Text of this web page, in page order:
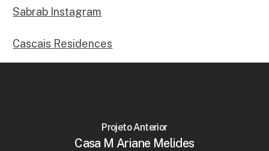
Sabrab Instagram
Cascais Residences
Projeto Anterior
Casa M Ariane Melides